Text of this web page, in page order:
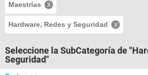
Maestrías
Hardware, Redes y Seguridad
Seleccione la SubCategoría de
Seguridad"